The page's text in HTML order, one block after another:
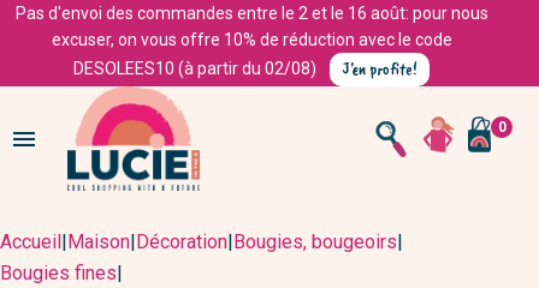
Pas d'envoi des commandes entre le 2 et le 16 août: pour nous
excuser, on vous offre 10% de réduction avec le code
DESOLEES10 (à partir du 02/08)
J'en profite!
 0
Accueil|Maison|Décoration|Bougies, bougeoirs|
Bougies fines|